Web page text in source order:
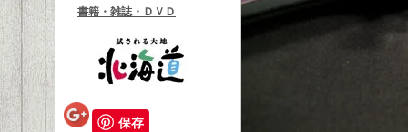
書籍・雑誌・ＤＶＤ
保存